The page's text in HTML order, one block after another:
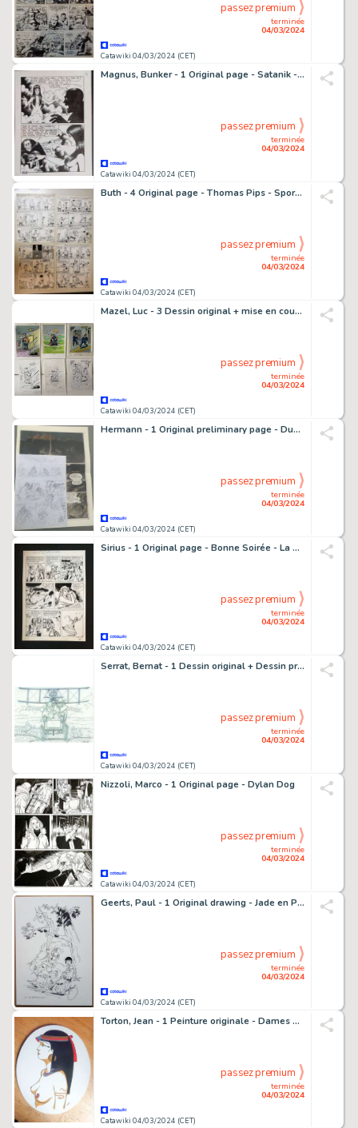
Catawiki 04/03/2024 (CET)
terminée
04/03/2024
passez premium
Magnus, Bunker - 1 Original page - Satanik - L'inviato di Myorek - 1970
Catawiki 04/03/2024 (CET)
terminée
04/03/2024
passez premium
Buth - 4 Original page - Thomas Pips - Sport en Spel
Catawiki 04/03/2024 (CET)
terminée
04/03/2024
passez premium
Mazel, Luc - 3 Dessin original + mise en couleur originale - Humour militaria maritime - (années 1980)
Catawiki 04/03/2024 (CET)
terminée
04/03/2024
passez premium
Hermann - 1 Original preliminary page - Duke T6 - Le Bout de la Piste - 2022
Catawiki 04/03/2024 (CET)
terminée
04/03/2024
passez premium
Sirius - 1 Original page - Bonne Soirée - La Devine Lady - 1984
Catawiki 04/03/2024 (CET)
terminée
04/03/2024
passez premium
Serrat, Bernat - 1 Dessin original + Dessin préliminaire original - Sherlock Holmes - Escape !
Catawiki 04/03/2024 (CET)
terminée
04/03/2024
passez premium
Nizzoli, Marco - 1 Original page - Dylan Dog
Catawiki 04/03/2024 (CET)
terminée
04/03/2024
passez premium
Geerts, Paul - 1 Original drawing - Jade en Plakapong - Het lekkende hart
Catawiki 04/03/2024 (CET)
terminée
04/03/2024
passez premium
Torton, Jean - 1 Peinture originale - Dames du Nil
Catawiki 04/03/2024 (CET)
terminée
04/03/2024
passez premium